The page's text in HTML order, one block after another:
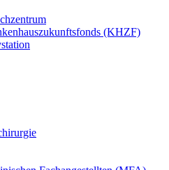
(KHZF)